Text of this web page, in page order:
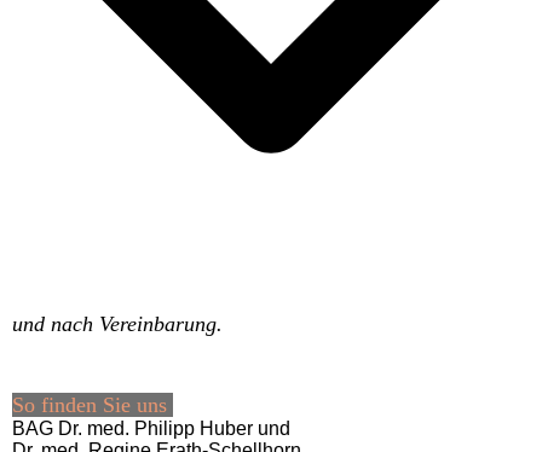
und nach Vereinbarung.
So finden Sie uns
BAG Dr. med. Philipp Huber und